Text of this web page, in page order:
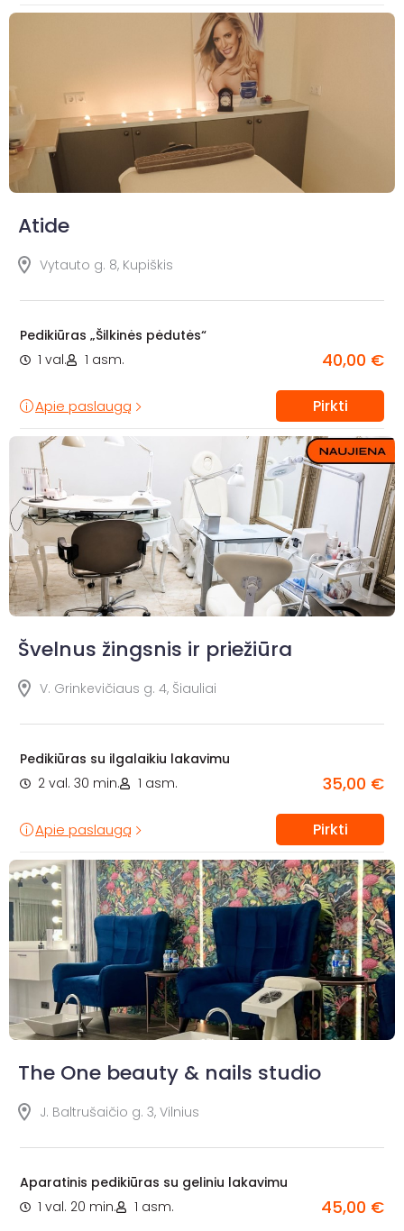
Atide
Vytauto g. 8, Kupiškis
Pedikiūras „Šilkinės pėdutės“
1 val.
1 asm. 40,00 €
Apie paslaugą Pirkti
Švelnus žingsnis ir priežiūra
V. Grinkevičiaus g. 4, Šiauliai
Pedikiūras su ilgalaikiu lakavimu
2 val. 30 min.
1 asm. 35,00 €
Apie paslaugą Pirkti
The One beauty & nails studio
J. Baltrušaičio g. 3, Vilnius
Aparatinis pedikiūras su geliniu lakavimu
1 val. 20 min.
1 asm. 45,00 €